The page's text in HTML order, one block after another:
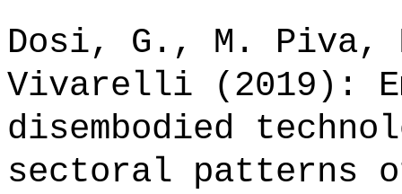
Dosi, G., M.
Vivarelli (2019):
disembodied
sectoral patterns